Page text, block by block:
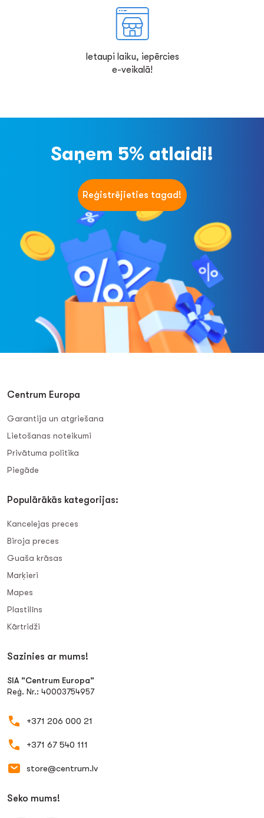
Ietaupi laiku, iepērcies
e-veikalā!
Saņem 5% atlaidi!
Reģistrējieties tagad!
Centrum Europa
Garantija un atgriešana
Lietošanas noteikumi
Privātuma politika
Piegāde
Populārākās kategorijas:
Kancelejas preces
Biroja preces
Guaša krāsas
Marķieri
Mapes
Plastilīns
Kārtridži
Sazinies ar mums!
SIA "Centrum Europa"
Reģ. Nr.: 40003754957
+371 206 000 21
+371 67 540 111
store@centrum.lv
Seko mums!